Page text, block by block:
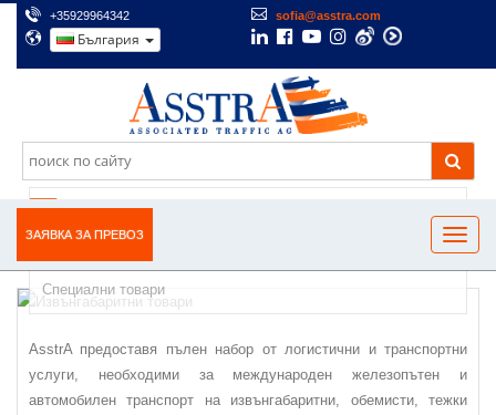
+35929964342 sofia@asstra.com
България
ЗАЯВКА ЗА ПРЕВОЗ
ПРЕВОЗ НА ИЗВЪНГАБАРИТНИ ТОВАРИ
Специални товари
AsstrA предоставя пълен набор от логистични и транспортни
услуги, необходими за международен железопътен и
автомобилен транспорт на извънгабаритни, обемисти, тежки